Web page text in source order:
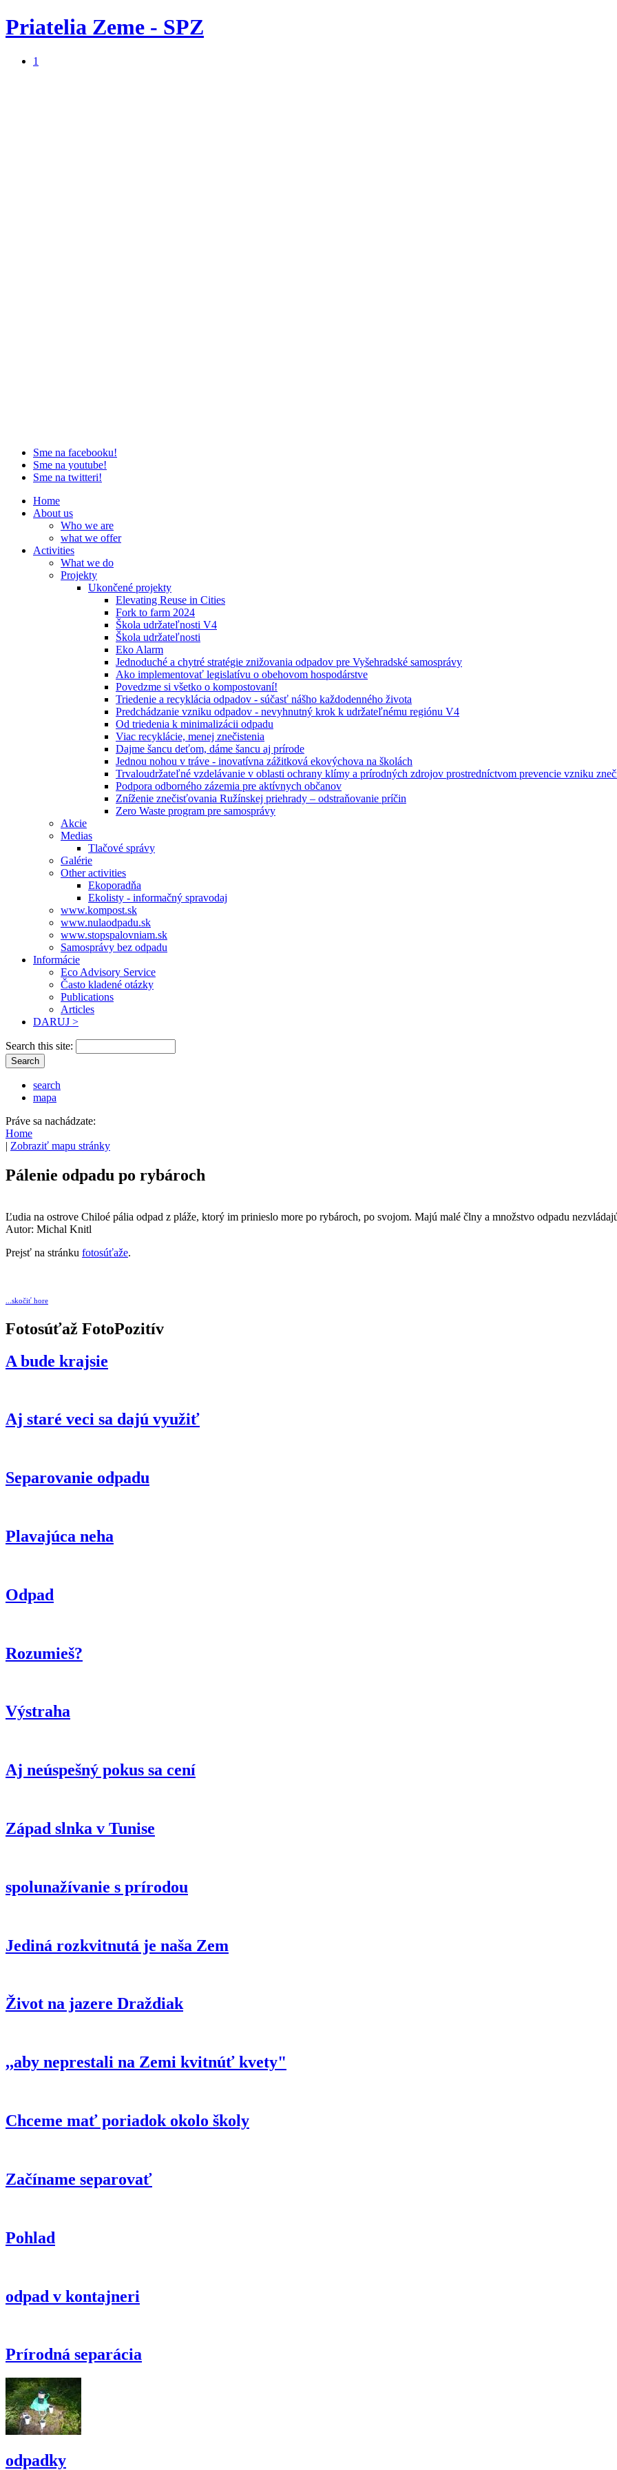
Priatelia Zeme - SPZ
1
Sme na facebooku!
Sme na youtube!
Sme na twitteri!
Home
About us
Who we are
what we offer
Activities
What we do
Projekty
Ukončené projekty
Elevating Reuse in Cities
Fork to farm 2024
Škola udržateľnosti V4
Škola udržateľnosti
Eko Alarm
Jednoduché a chytré stratégie znižovania odpadov pre Vyšehradské samosprávy
Ako implementovať legislatívu o obehovom hospodárstve
Povedzme si všetko o kompostovaní!
Triedenie a recyklácia odpadov - súčasť nášho každodenného života
Predchádzanie vzniku odpadov - nevyhnutný krok k udržateľnému regiónu V4
Od triedenia k minimalizácii odpadu
Viac recyklácie, menej znečistenia
Dajme šancu deťom, dáme šancu aj prírode
Jednou nohou v tráve - inovatívna zážitková ekovýchova na školách
Trvaloudržateľné vzdelávanie v oblasti ochrany klímy a prírodných zdrojov prostredníctvom prevencie vzniku
Podpora odborného zázemia pre aktívnych občanov
Zníženie znečisťovania Ružínskej priehrady – odstraňovanie príčin
Zero Waste program pre samosprávy
Akcie
Medias
Tlačové správy
Galérie
Other activities
Ekoporadňa
Ekolisty - informačný spravodaj
www.kompost.sk
www.nulaodpadu.sk
www.stopspalovniam.sk
Samosprávy bez odpadu
Informácie
Eco Advisory Service
Často kladené otázky
Publications
Articles
DARUJ >
Search this site:
search
mapa
Práve sa nachádzate:
Home
| Zobraziť mapu stránky
Pálenie odpadu po rybároch
Ľudia na ostrove Chiloé pália odpad z pláže, ktorý im prinieslo more po rybároch, po svojom. Majú malé člny a množstvo odpadu
Autor: Michal Knitl
Prejsť na stránku fotosúťaže.
...skočiť hore
Fotosúťaž FotoPozitív
A bude krajsie
Aj staré veci sa dajú využiť
Separovanie odpadu
Plavajúca neha
Odpad
Rozumieš?
Výstraha
Aj neúspešný pokus sa cení
Západ slnka v Tunise
spolunažívanie s prírodou
Jediná rozkvitnutá je naša Zem
Život na jazere Draždiak
,,aby neprestali na Zemi kvitnúť kvety"
Chceme mať poriadok okolo školy
Začíname separovať
Pohlad
odpad v kontajneri
Prírodná separácia
odpadky